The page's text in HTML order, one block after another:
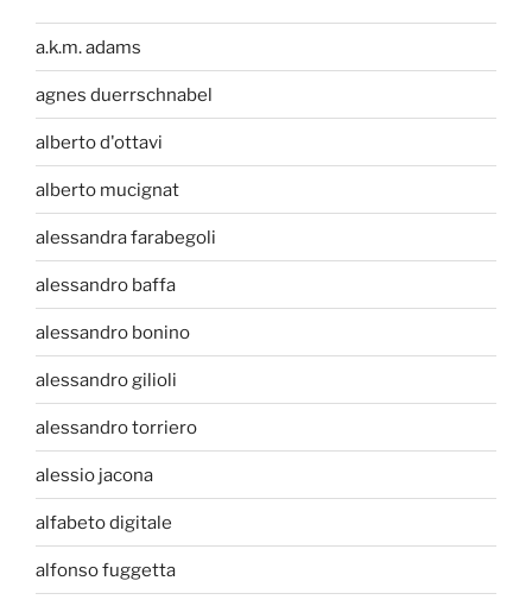
a.k.m. adams
agnes duerrschnabel
alberto d'ottavi
alberto mucignat
alessandra farabegoli
alessandro baffa
alessandro bonino
alessandro gilioli
alessandro torriero
alessio jacona
alfabeto digitale
alfonso fuggetta